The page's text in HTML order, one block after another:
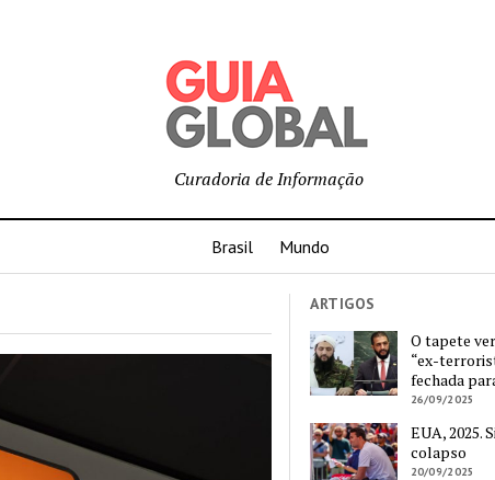
Curadoria de Informação
Brasil Mundo
ARTIGOS
O tapete
“ex-
fechada
26/09/2025
EUA, 2025.
colapso
20/09/2025